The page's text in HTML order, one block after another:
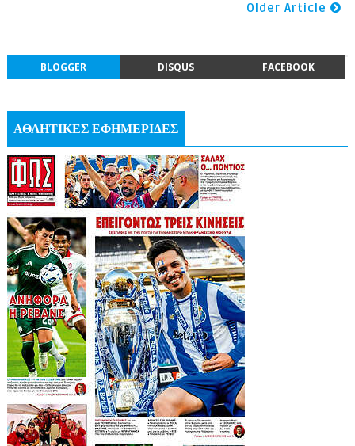
Older Article
BLOGGER DISQUS FACEBOOK
ΑΘΛΗΤΙΚΕΣ ΕΦΗΜΕΡΙΔΕΣ